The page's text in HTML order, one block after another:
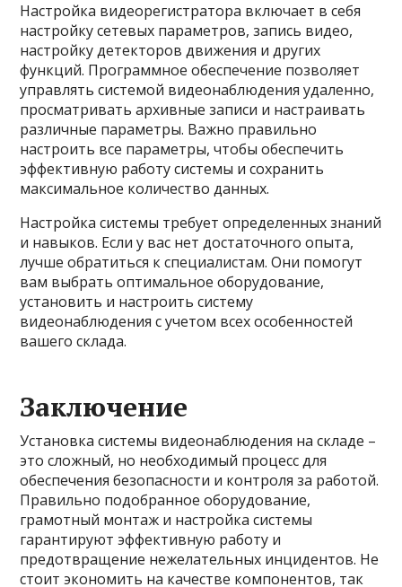
Настройка видеорегистратора включает в себя
настройку сетевых параметров, запись видео,
настройку детекторов движения и других
функций. Программное обеспечение позволяет
управлять системой видеонаблюдения удаленно,
просматривать архивные записи и настраивать
различные параметры. Важно правильно
настроить все параметры, чтобы обеспечить
эффективную работу системы и сохранить
максимальное количество данных.
Настройка системы требует определенных знаний
и навыков. Если у вас нет достаточного опыта,
лучше обратиться к специалистам. Они помогут
вам выбрать оптимальное оборудование,
установить и настроить систему
видеонаблюдения с учетом всех особенностей
вашего склада.
Заключение
Установка системы видеонаблюдения на складе –
это сложный, но необходимый процесс для
обеспечения безопасности и контроля за работой.
Правильно подобранное оборудование,
грамотный монтаж и настройка системы
гарантируют эффективную работу и
предотвращение нежелательных инцидентов. Не
стоит экономить на качестве компонентов, так